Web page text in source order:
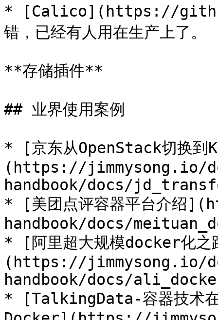
* [Calico](https://
错，已经有人用在生产上了。
**存储插件**
## 业界使用案例
* [京东从OpenStack切换到
(https://jimmysong.io/
handbook/docs/
* [美团点评容器平台介
handbook/docs/
* [阿里超大规模docker化之
(https://jimmysong.io/
handbook/docs/
* [TalkingData-容器技术在